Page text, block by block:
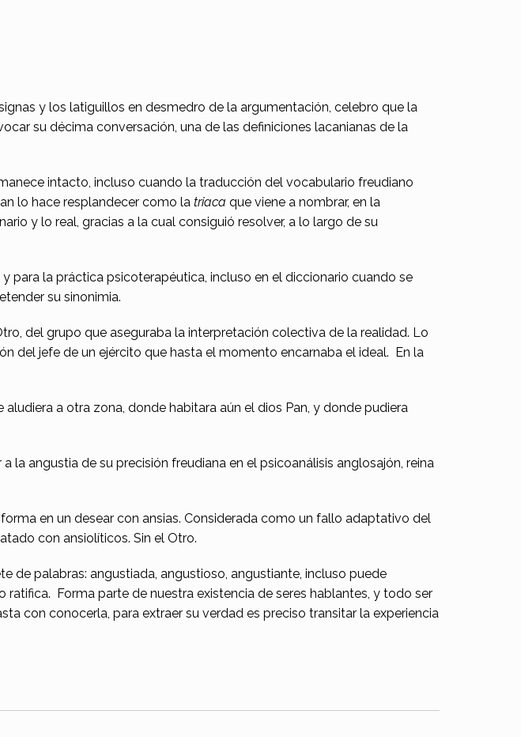
y los latiguillos en desmedro de la argumentación, celebro que la
su décima conversación, una de las definiciones lacanianas de la
intacto, incluso cuando la traducción del vocabulario freudiano
lo hace resplandecer como latriaca que viene a nombrar, en la
y lo real, gracias a la cual consiguió resolver, a lo largo de su
para la práctica psicoterapéutica, incluso en el diccionario cuando se
su sinonimia.
del grupo que aseguraba la interpretación colectiva de la realidad. Lo
del jefe de un ejército que hasta el momento encarnaba el ideal. En la
a otra zona, donde habitara aún el dios Pan, y donde pudiera
angustia de su precisión freudiana en el psicoanálisis anglosajón, reina
en un desear con ansias. Considerada como un fallo adaptativo del
con ansiolíticos. Sin el Otro.
de palabras: angustiada, angustioso, angustiante, incluso puede
ratifica. Forma parte de nuestra existencia de seres hablantes, y todo ser
con conocerla, para extraer su verdad es preciso transitar la experiencia